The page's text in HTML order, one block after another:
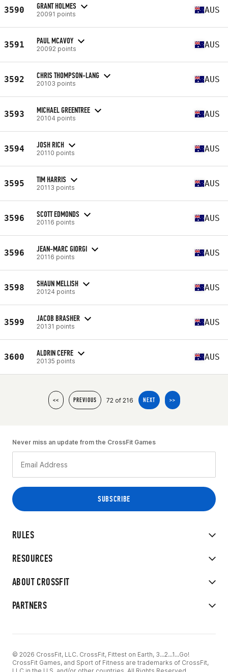
3590 GRANT HOLMES
20091 points AUS
3591 PAUL MCAVOY
20092 points AUS
3592 CHRIS THOMPSON-LANG
20103 points AUS
3593 MICHAEL GREENTREE
20104 points AUS
3594 JOSH RICH
20110 points AUS
3595 TIM HARRIS
20113 points AUS
3596 SCOTT EDMONDS
20116 points AUS
3596 JEAN-MARC GIORGI
20116 points AUS
3598 SHAUN MELLISH
20124 points AUS
3599 JACOB BRASHER
20131 points AUS
3600 ALDRIN CEFRE
20135 points AUS
<< PREVIOUS 72 of 216 NEXT >>
RULES
RESOURCES
ABOUT CROSSFIT
PARTNERS
Never miss an update from the CrossFit Games
© 2026 CrossFit, LLC. CrossFit, Fittest on Earth, 3...2...1...Go!
CrossFit Games, and Sport of Fitness are trademarks of CrossFit,